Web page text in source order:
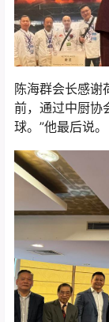
陈海群会长感
前，通过中厨协
球。”他最后说。